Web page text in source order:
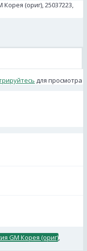
(ориг), 25037223,
для просмотра
GM Корея (ориг)